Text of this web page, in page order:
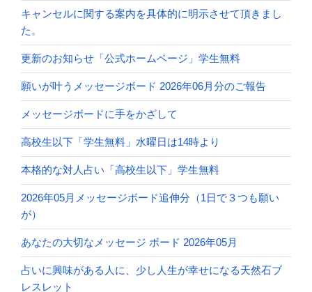
キャンセルに関する案内を具体的に明示させて頂きまし
た。
更新のお知らせ「公式ホームページ」学生無料
願いが叶うメッセージボード 2026年06月分のご報告
メッセージボードに手をかざして
高校生以下「学生無料」水曜日は14時より
本格的な対人占い「高校生以下」学生無料
2026年05月メッセージボード追伸分（1日で３つも願い
が）
あなたの大切なメッセージ ボード 2026年05月
占いに興味がある人に、少し人生が幸せになる天然石ブ
レスレット